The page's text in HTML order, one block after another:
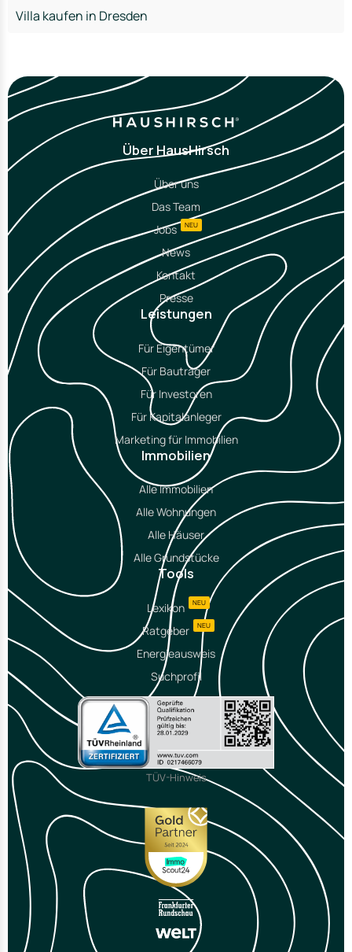
Villa kaufen in Dresden
Über HausHirsch
Über uns
Das Team
Jobs
NEU
News
Kontakt
Presse
Leistungen
Für Eigentümer
Für Bauträger
Für Investoren
Für Kapitalanleger
Marketing für Immobilien
Immobilien
Alle Immobilien
Alle Wohnungen
Alle Häuser
Alle Grundstücke
Tools
Lexikon NEU
Ratgeber NEU
Energieausweis
Suchprofil
TÜV-Hinweis